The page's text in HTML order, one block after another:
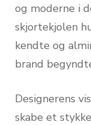
og moderne i
skjortekjolen
kendte og
brand
Designerens
skabe et